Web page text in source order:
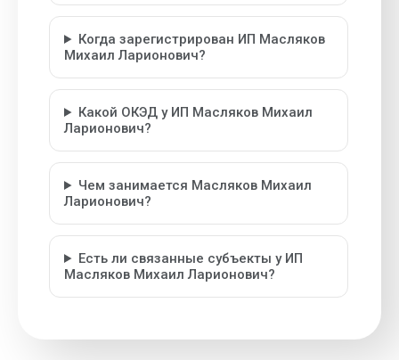
Когда зарегистрирован ИП Масляков
Михаил Ларионович?
Какой ОКЭД у ИП Масляков Михаил
Ларионович?
Чем занимается Масляков Михаил
Ларионович?
Есть ли связанные субъекты у ИП
Масляков Михаил Ларионович?